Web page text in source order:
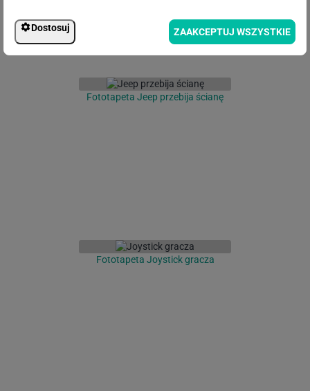
Fototapeta Jeep przebija ścianę
Fototapeta Joystick gracza
Dostosuj ZAAKCEPTUJ WSZYSTKIE